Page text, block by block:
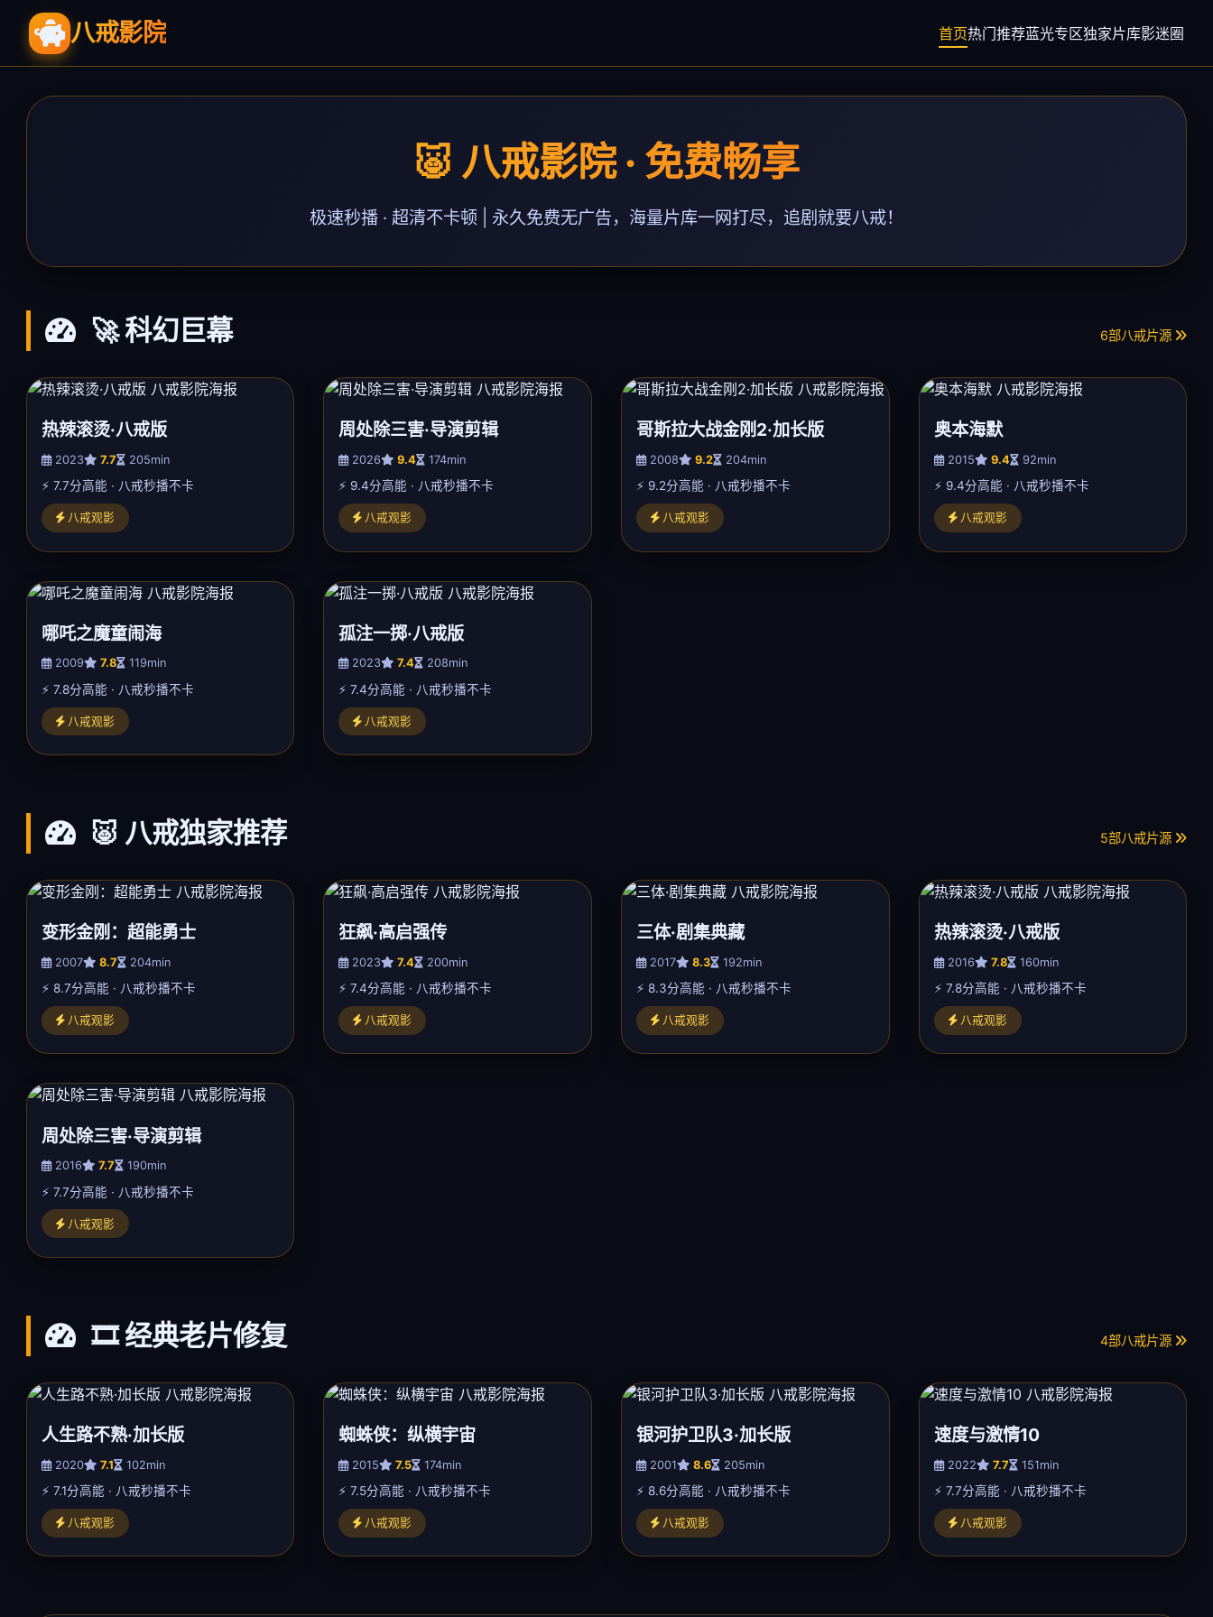
八戒影院 首页热门推荐蓝光专区独家片库影迷圈
🐷 八戒影院 · 免费畅享
极速秒播 · 超清不卡顿 | 永久免费无广告，海量片库一网打尽，追剧就要八戒！
🚀 科幻巨幕 6部八戒片源
热辣滚烫·八戒版
2023 7.7 205min
⚡ 7.7分高能 · 八戒秒播不卡
八戒观影
周处除三害·导演剪辑
2026 9.4 174min
⚡ 9.4分高能 · 八戒秒播不卡
八戒观影
哥斯拉大战金刚2·加长版
2008 9.2 204min
⚡ 9.2分高能 · 八戒秒播不卡
八戒观影
奥本海默
2015 9.4 92min
⚡ 9.4分高能 · 八戒秒播不卡
八戒观影
哪吒之魔童闹海
2009 7.8 119min
⚡ 7.8分高能 · 八戒秒播不卡
八戒观影
孤注一掷·八戒版
2023 7.4 208min
⚡ 7.4分高能 · 八戒秒播不卡
八戒观影
🐷 八戒独家推荐 5部八戒片源
变形金刚：超能勇士
2007 8.7 204min
⚡ 8.7分高能 · 八戒秒播不卡
八戒观影
狂飙·高启强传
2023 7.4 200min
⚡ 7.4分高能 · 八戒秒播不卡
八戒观影
三体·剧集典藏
2017 8.3 192min
⚡ 8.3分高能 · 八戒秒播不卡
八戒观影
热辣滚烫·八戒版
2016 7.8 160min
⚡ 7.8分高能 · 八戒秒播不卡
八戒观影
周处除三害·导演剪辑
2016 7.7 190min
⚡ 7.7分高能 · 八戒秒播不卡
八戒观影
🎞️ 经典老片修复 4部八戒片源
人生路不熟·加长版
2020 7.1 102min
⚡ 7.1分高能 · 八戒秒播不卡
八戒观影
蜘蛛侠：纵横宇宙
2015 7.5 174min
⚡ 7.5分高能 · 八戒秒播不卡
八戒观影
银河护卫队3·加长版
2001 8.6 205min
⚡ 8.6分高能 · 八戒秒播不卡
八戒观影
速度与激情10
2022 7.7 151min
⚡ 7.7分高能 · 八戒秒播不卡
八戒观影